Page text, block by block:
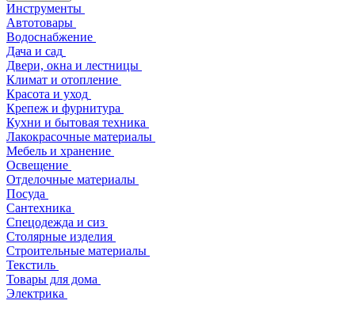
Инструменты
Автотовары
Водоснабжение
Дача и сад
Двери, окна и лестницы
Климат и отопление
Красота и уход
Крепеж и фурнитура
Кухни и бытовая техника
Лакокрасочные материалы
Мебель и хранение
Освещение
Отделочные материалы
Посуда
Сантехника
Спецодежда и сиз
Столярные изделия
Строительные материалы
Текстиль
Товары для дома
Электрика